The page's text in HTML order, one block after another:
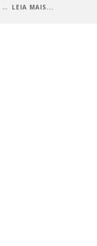
... LEIA MAIS...